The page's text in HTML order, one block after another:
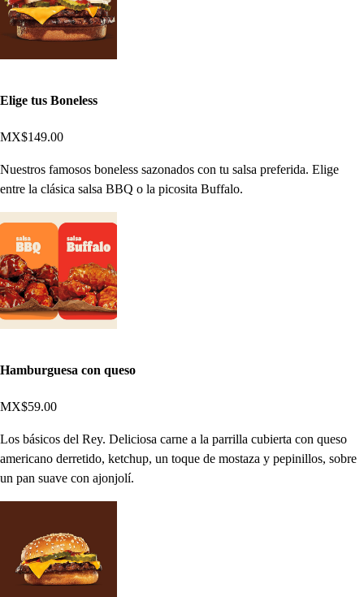
Elige tus Boneless
MX$149.00
Nuestros famosos boneless sazonados con tu salsa preferida. Elige
entre la clásica salsa BBQ o la picosita Buffalo.
Hamburguesa con queso
MX$59.00
Los básicos del Rey. Deliciosa carne a la parrilla cubierta con queso
americano derretido, ketchup, un toque de mostaza y pepinillos, sobre
un pan suave con ajonjolí.